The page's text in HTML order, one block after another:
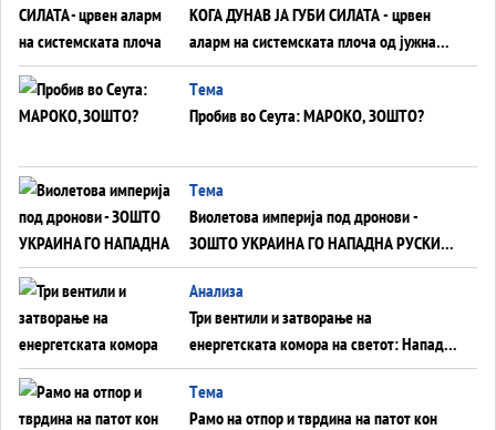
КОГА ДУНАВ ЈА ГУБИ СИЛАТА - црвен
аларм на системската плоча од јужна
Германија до Црното Море...
Tема
Пробив во Сеута: МАРОКО, ЗОШТО?
Tема
Виолетова империја под дронови -
ЗОШТО УКРАИНА ГО НАПАДНА РУСКИОТ
WILDBERRIES
Aнализа
Три вентили и затворање на
енергетската комора на светот: Нападот
во Суец најавува глобален енергетски
инфаркт?
Tема
Рамо на отпор и тврдина на патот кон